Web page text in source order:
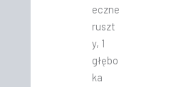
eczne
ruszt
y, 1
głębo
ka